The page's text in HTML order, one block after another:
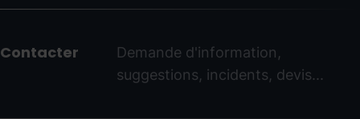
del
-
ordinoarcalis.com
Contacter
Demande d'information,
suggestions, incidents, devis...